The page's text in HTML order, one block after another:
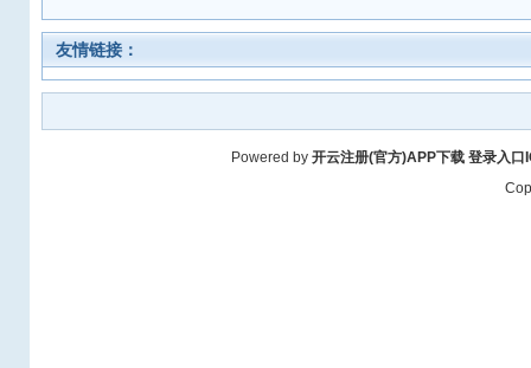
友情链接：
Powered by 开云注册(官方)APP下载 登录入